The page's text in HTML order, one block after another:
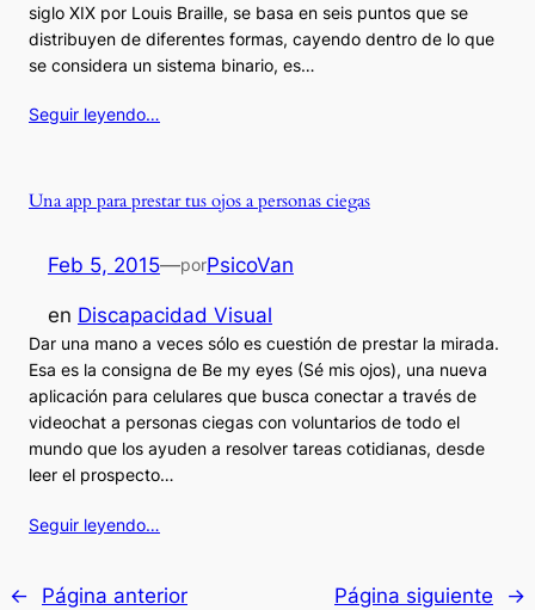
siglo XIX por Louis Braille, se basa en seis puntos que se
distribuyen de diferentes formas, cayendo dentro de lo que
se considera un sistema binario, es…
Seguir leyendo…
Una app para prestar tus ojos a personas ciegas
Feb 5, 2015—porPsicoVan
en Discapacidad Visual
Dar una mano a veces sólo es cuestión de prestar la mirada.
Esa es la consigna de Be my eyes (Sé mis ojos), una nueva
aplicación para celulares que busca conectar a través de
videochat a personas ciegas con voluntarios de todo el
mundo que los ayuden a resolver tareas cotidianas, desde
leer el prospecto…
Seguir leyendo…
← Página anterior Página siguiente →